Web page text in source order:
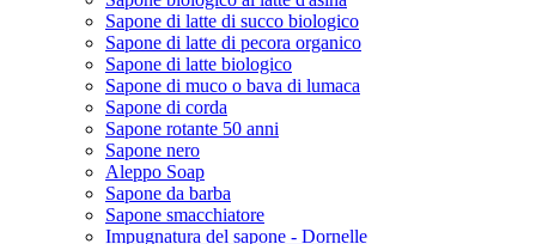
Sapone di latte di succo biologico
Sapone di latte di pecora organico
Sapone di latte biologico
Sapone di muco o bava di lumaca
Sapone di corda
Sapone rotante 50 anni
Sapone nero
Aleppo Soap
Sapone da barba
Sapone smacchiatore
Impugnatura del sapone - Dornelle